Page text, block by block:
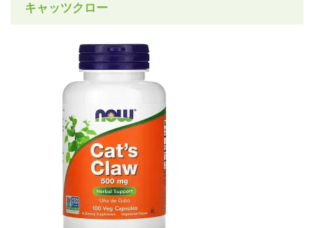
キャッツクロー